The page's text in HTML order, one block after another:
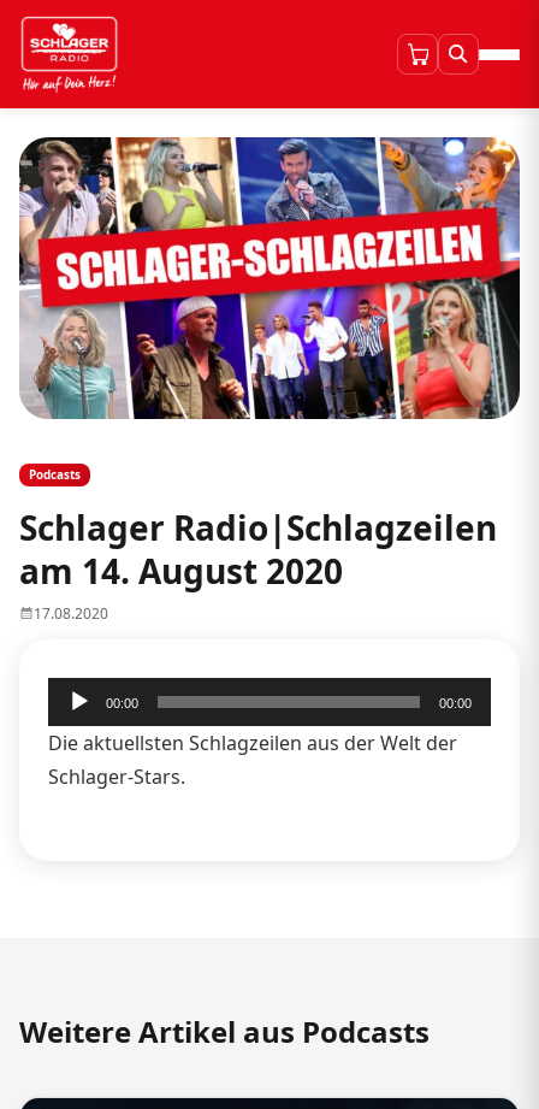
Podcasts
Schlager Radio|Schlagzeilen
am 14. August 2020
17.08.2020
Audio-
Player
00:00 00:00
Die aktuellsten Schlagzeilen aus der Welt der
Schlager-Stars.
Weitere Artikel aus Podcasts